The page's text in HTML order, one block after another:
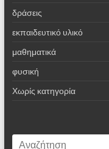
δράσεις
εκπαιδευτικό υλικό
μαθηματικά
φυσική
Χωρίς κατηγορία